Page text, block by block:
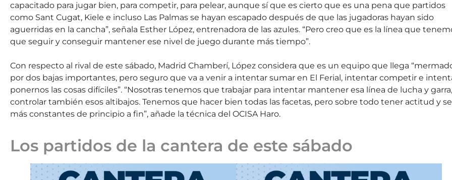
capacitado para jugar bien, para competir, para pelear, aunque sí que es cierto que es una pena que partidos
como Sant Cugat, Kiele e incluso Las Palmas se hayan escapado después de que las jugadoras hayan sido
aguerridas en la cancha”, señala Esther López, entrenadora de las azules. “Pero creo que es la línea que
que seguir y conseguir mantener ese nivel de juego durante más tiempo”.
Con respecto al rival de este sábado, Madrid Chamberí, López considera que es un equipo que llega
por dos bajas importantes, pero seguro que va a venir a intentar sumar en El Ferial, intentar competir e
ponernos las cosas difíciles”. “Nosotras tenemos que trabajar para intentar mantener esa línea de lucha y
controlar también esos altibajos. Tenemos que hacer bien todas las facetas, pero sobre todo tener actitud y
más constantes de principio a fin”, añade la técnica del OCISA Haro.
Los partidos de la cantera de este sábado